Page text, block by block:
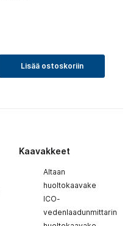
Lisää ostoskoriin
Kaavakkeet
Altaan
huoltokaavake
ICO-
vedenlaadunmittarin